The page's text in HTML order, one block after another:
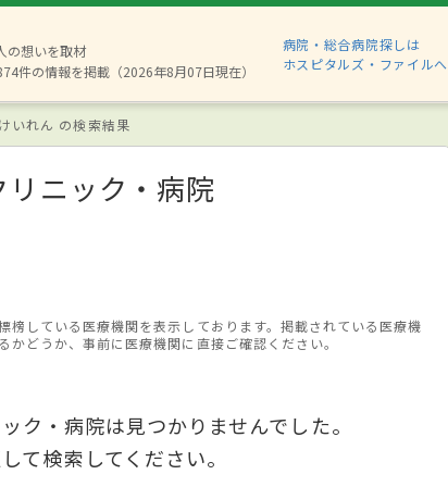
の想いを取材
件の情報を掲載（2026年8月07日現在）
病院・総合病院探しは
ホスピタルズ・ファイルへ
いれん の検索結果
リニック・病院
している医療機関を表示しております。掲載されている医療機
どうか、事前に医療機関に直接ご確認ください。
ク・病院は見つかりませんでした。
て検索してください。